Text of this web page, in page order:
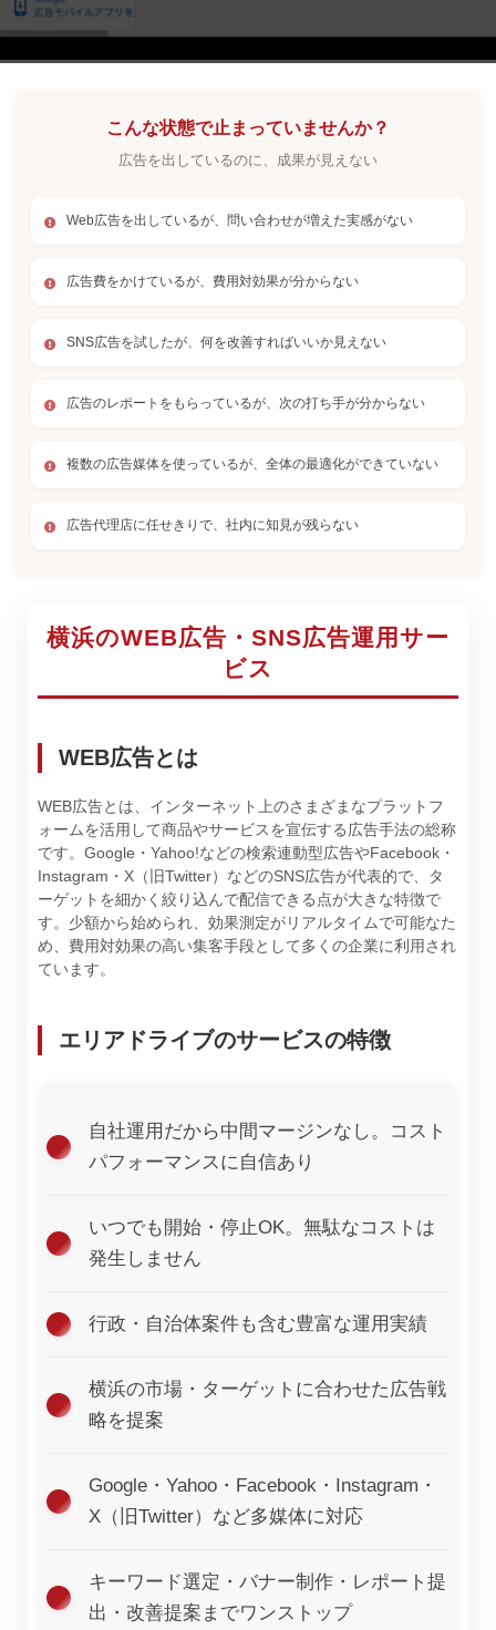
こんな状態で止まっていませんか？
広告を出しているのに、成果が見えない
Web広告を出しているが、問い合わせが増えた実感がない
広告費をかけているが、費用対効果が分からない
SNS広告を試したが、何を改善すればいいか見えない
広告のレポートをもらっているが、次の打ち手が分からない
複数の広告媒体を使っているが、全体の最適化ができていない
広告代理店に任せきりで、社内に知見が残らない
横浜のWEB広告・SNS広告運用サー
ビス
WEB広告とは
WEB広告とは、インターネット上のさまざまなプラットフ
ォームを活用して商品やサービスを宣伝する広告手法の総称
です。Google・Yahoo!などの検索連動型広告やFacebook・
Instagram・X（旧Twitter）などのSNS広告が代表的で、タ
ーゲットを細かく絞り込んで配信できる点が大きな特徴で
す。少額から始められ、効果測定がリアルタイムで可能なた
め、費用対効果の高い集客手段として多くの企業に利用され
ています。
エリアドライブのサービスの特徴
自社運用だから中間マージンなし。コスト
パフォーマンスに自信あり
いつでも開始・停止OK。無駄なコストは
発生しません
行政・自治体案件も含む豊富な運用実績
横浜の市場・ターゲットに合わせた広告戦
略を提案
Google・Yahoo・Facebook・Instagram・
X（旧Twitter）など多媒体に対応
キーワード選定・バナー制作・レポート提
出・改善提案までワンストップ